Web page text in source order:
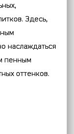
Здесь,
наслаждаться
пенным
оттенков.